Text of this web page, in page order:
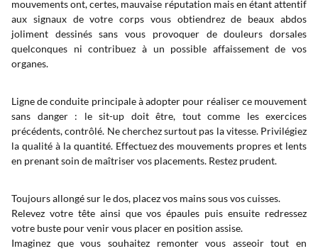
mouvements ont, certes, mauvaise réputation mais en étant attentif
aux signaux de votre corps vous obtiendrez de beaux abdos
joliment dessinés sans vous provoquer de douleurs dorsales
quelconques ni contribuez à un possible affaissement de vos
organes.
Ligne de conduite principale à adopter pour réaliser ce mouvement
sans danger : le sit-up doit être, tout comme les exercices
précédents, contrôlé. Ne cherchez surtout pas la vitesse. Privilégiez
la qualité à la quantité. Effectuez des mouvements propres et lents
en prenant soin de maîtriser vos placements. Restez prudent.
Toujours allongé sur le dos, placez vos mains sous vos cuisses.
Relevez votre tête ainsi que vos épaules puis ensuite redressez
votre buste pour venir vous placer en position assise.
Imaginez que vous souhaitez remonter vous asseoir tout en